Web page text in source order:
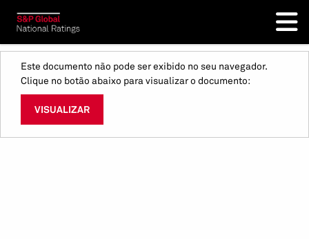
Este documento não pode ser exibido no seu navegador.
Clique no botão abaixo para visualizar o documento:
VISUALIZAR